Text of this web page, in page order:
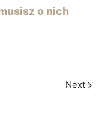
o nich
Next